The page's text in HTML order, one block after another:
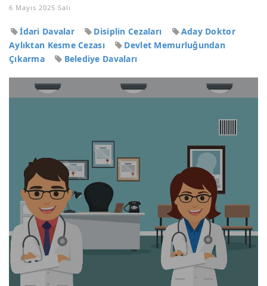
6 Mayıs 2025 Salı
İdari Davalar Disiplin Cezaları
Aday Doktor
Aylıktan Kesme Cezası
Devlet Memurluğundan
Çıkarma
Belediye Davaları